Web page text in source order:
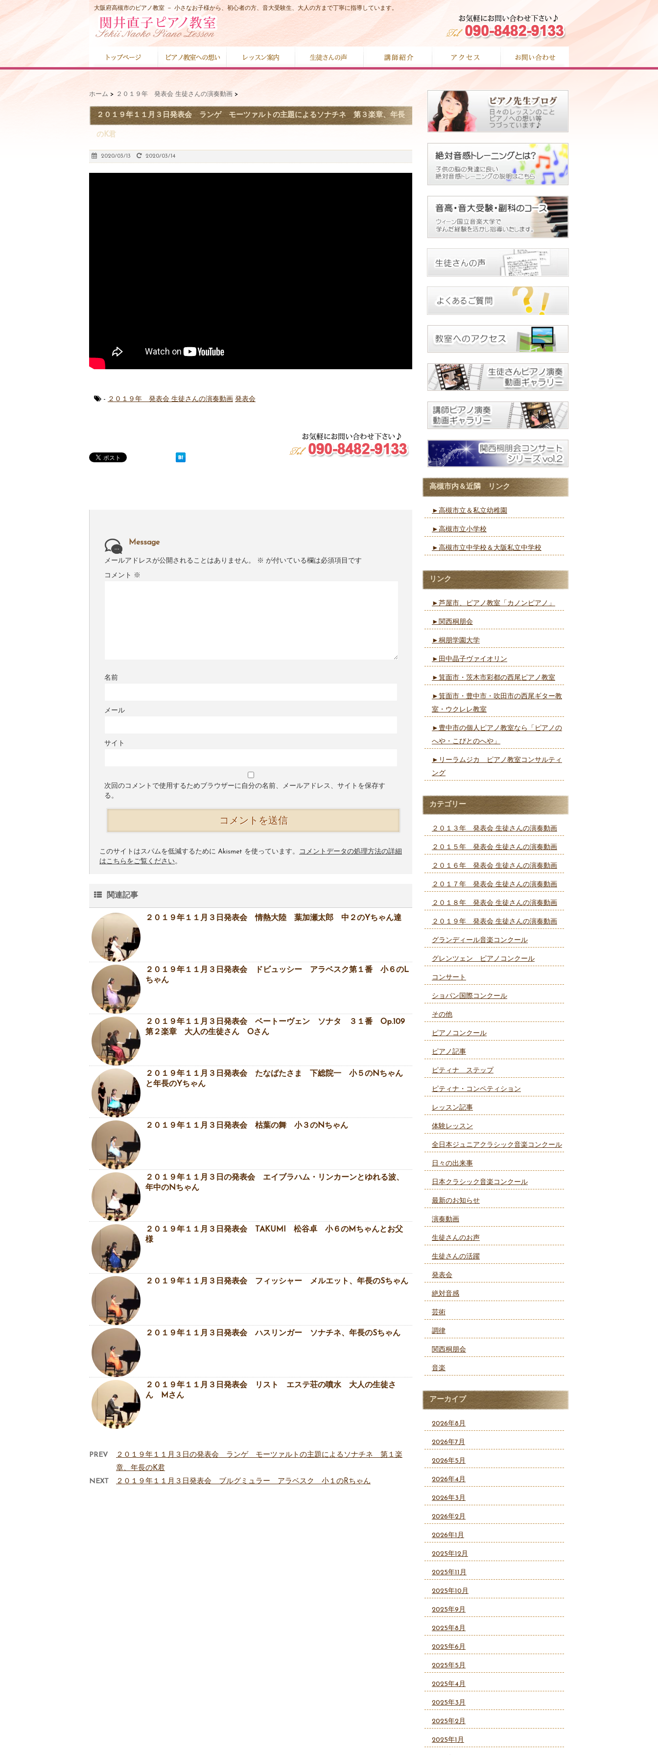
大阪府高槻市のピアノ教室 － 小さなお子様から、初心者の方、音大受験生、大人の方まで丁寧に指導しています。
ホーム > ２０１９年 発表会 生徒さんの演奏動画 >
２０１９年１１月３日発表会 ランゲ モーツァルトの主題によるソナチネ 第３楽章、年長
のK君
2020/03/13 2020/03/14
- ２０１９年 発表会 生徒さんの演奏動画 発表会
Message
メールアドレスが公開されることはありません。 ※ が付いている欄は必須項目です
コメント ※
名前
メール
サイト
次回のコメントで使用するためブラウザーに自分の名前、メールアドレス、サイトを保存す
る。
このサイトはスパムを低減するために Akismet を使っています。
コメントデータの処理方法の詳細
はこちらをご覧ください。
関連記事
２０１９年１１月３日発表会 情熱大陸 葉加瀬太郎 中２のYちゃん達
２０１９年１１月３日発表会 ドビュッシー アラベスク第１番 小６のL
ちゃん
２０１９年１１月３日発表会 ベートーヴェン ソナタ ３１番 Op.109
第２楽章 大人の生徒さん Oさん
２０１９年１１月３日発表会 たなばたさま 下総院一 小５のNちゃん
と年長のYちゃん
２０１９年１１月３日発表会 枯葉の舞 小３のNちゃん
２０１９年１１月３日の発表会 エイブラハム・リンカーンとゆれる波、
年中のNちゃん
２０１９年１１月３日発表会 TAKUMI 松谷卓 小６のMちゃんとお父
様
２０１９年１１月３日発表会 フィッシャー メルエット、年長のSちゃん
２０１９年１１月３日発表会 ハスリンガー ソナチネ、年長のSちゃん
２０１９年１１月３日発表会 リスト エステ荘の噴水 大人の生徒さ
ん Mさん
PREV
２０１９年１１月３日の発表会 ランゲ モーツァルトの主題によるソナチネ 第１楽
章、年長のK君
NEXT
２０１９年１１月３日発表会 ブルグミュラー アラベスク 小１のRちゃん
高槻市内＆近隣 リンク
►高槻市立＆私立幼稚園
►高槻市立小学校
►高槻市立中学校＆大阪私立中学校
リンク
►芦屋市、ピアノ教室「カノンピアノ」
►関西桐朋会
►桐朋学園大学
►田中晶子ヴァイオリン
►箕面市・茨木市彩都の西尾ピアノ教室
►箕面市・豊中市・吹田市の西尾ギター教
室・ウクレレ教室
►豊中市の個人ピアノ教室なら「ピアノの
へや・こびとのへや」
►リーラムジカ ピアノ教室コンサルティ
ング
カテゴリー
２０１３年 発表会 生徒さんの演奏動画
２０１５年 発表会 生徒さんの演奏動画
２０１６年 発表会 生徒さんの演奏動画
２０１７年 発表会 生徒さんの演奏動画
２０１８年 発表会 生徒さんの演奏動画
２０１９年 発表会 生徒さんの演奏動画
グランディール音楽コンクール
グレンツェン ピアノコンクール
コンサート
ショパン国際コンクール
その他
ピアノコンクール
ピアノ記事
ピティナ ステップ
ピティナ・コンペティション
レッスン記事
体験レッスン
全日本ジュニアクラシック音楽コンクール
日々の出来事
日本クラシック音楽コンクール
最新のお知らせ
演奏動画
生徒さんのお声
生徒さんの活躍
発表会
絶対音感
芸術
調律
関西桐朋会
音楽
アーカイブ
2026年8月
2026年7月
2026年5月
2026年4月
2026年3月
2026年2月
2026年1月
2025年12月
2025年11月
2025年10月
2025年9月
2025年8月
2025年6月
2025年5月
2025年4月
2025年3月
2025年2月
2025年1月